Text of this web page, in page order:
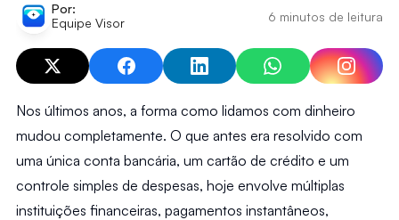
Por:
Equipe Visor
6 minutos de leitura
Nos últimos anos, a forma como lidamos com dinheiro
mudou completamente. O que antes era resolvido com
uma única conta bancária, um cartão de crédito e um
controle simples de despesas, hoje envolve múltiplas
instituições financeiras, pagamentos instantâneos,